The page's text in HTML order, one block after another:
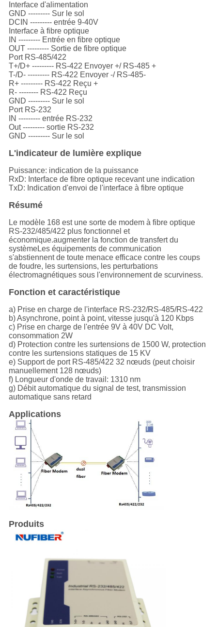
Interface d'alimentation
GND --------- Sur le sol
DCIN --------- entrée 9-40V
Interface à fibre optique
IN --------- Entrée en fibre optique
OUT --------- Sortie de fibre optique
Port RS-485/422
T+/D+ --------- RS-422 Envoyer +/ RS-485 +
T-/D- --------- RS-422 Envoyer -/ RS-485-
R+ --------- RS-422 Reçu +
R- -------- RS-422 Reçu
GND --------- Sur le sol
Port RS-232
IN --------- entrée RS-232
Out --------- sortie RS-232
GND --------- Sur le sol
L'indicateur de lumière explique
Puissance: indication de la puissance
RxD: Interface de fibre optique recevant une indication
TxD: Indication d'envoi de l'interface à fibre optique
Résumé
Le modèle 168 est une sorte de modem à fibre optique
RS-232/485/422 plus fonctionnel et
économique.augmenter la fonction de transfert du
systèmeLes équipements de communication
s'abstiennent de toute menace efficace contre les coups
de foudre, les surtensions, les perturbations
électromagnétiques sous l'environnement de scurviness.
Fonction et caractéristique
a) Prise en charge de l'interface RS-232/RS-485/RS-422
b) Asynchrone, point à point, vitesse jusqu'à 120 Kbps
c) Prise en charge de l'entrée 9V à 40V DC Volt,
consommation 2W
d) Protection contre les surtensions de 1500 W, protection
contre les surtensions statiques de 15 KV
e) Support de port RS-485/422 32 nœuds (peut choisir
manuellement 128 nœuds)
f) Longueur d'onde de travail: 1310 nm
g) Débit automatique du signal de test, transmission
automatique sans retard
Applications
Produits